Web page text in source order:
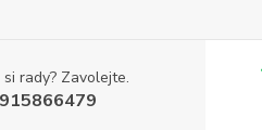
rady? Zavolejte.